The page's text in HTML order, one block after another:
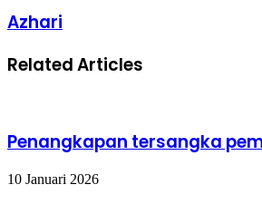
Azhari
Related Articles
Penangkapan tersangka
10 Januari 2026